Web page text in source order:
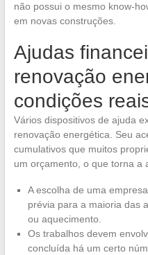
não possui o mesmo know-
em novas construções.
Ajudas
renovação
condições
Vários dispositivos de ajuda
renovação energética. Seu
cumulativos que muitos
um orçamento, o que torna a
A escolha de uma
prévia para a maioria das
ou aquecimento.
Os trabalhos devem
concluída há um certo